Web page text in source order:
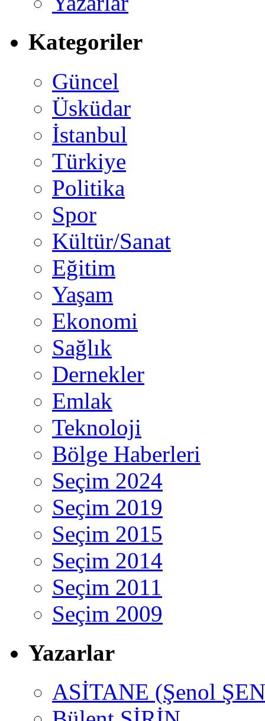
Kategoriler
Güncel
Üsküdar
İstanbul
Türkiye
Politika
Spor
Kültür/Sanat
Eğitim
Yaşam
Ekonomi
Sağlık
Dernekler
Emlak
Teknoloji
Bölge Haberleri
Seçim 2024
Seçim 2019
Seçim 2015
Seçim 2014
Seçim 2011
Seçim 2009
Yazarlar
ASİTANE (Şenol